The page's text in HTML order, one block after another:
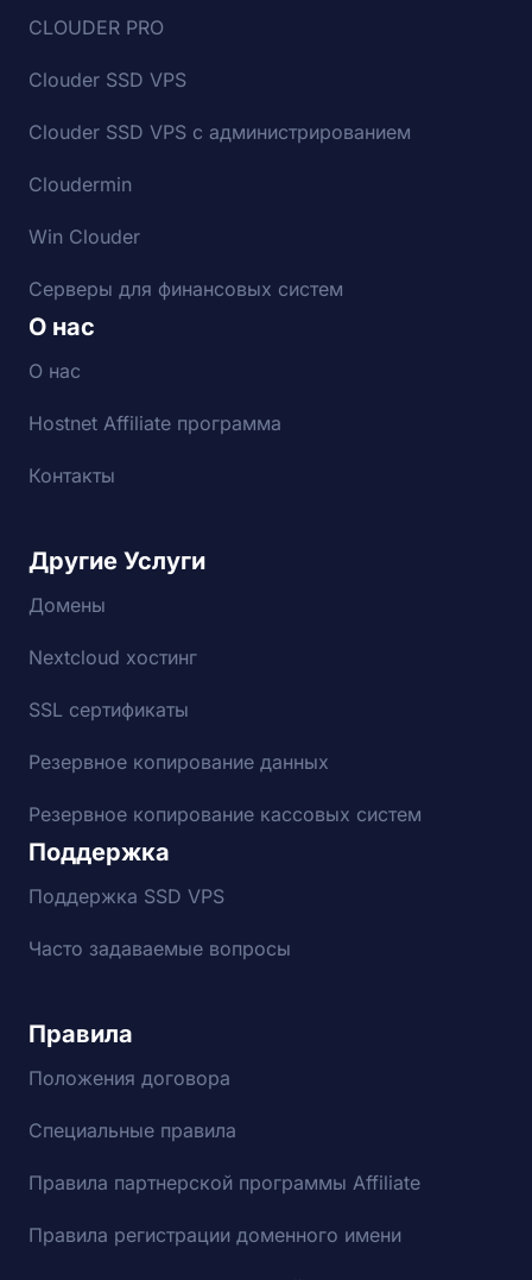
CLOUDER PRO
Clouder SSD VPS
Clouder SSD VPS с администрированием
Cloudermin
Win Clouder
Серверы для финансовых систем
О нас
О нас
Hostnet Affiliate программа
Контакты
Другие Услуги
Домены
Nextcloud хостинг
SSL сертификаты
Резервное копирование данных
Резервное копирование кассовых систем
Поддержка
Поддержка SSD VPS
Часто задаваемые вопросы
Правила
Положения договора
Специальные правила
Правила партнерской программы Affiliate
Правила регистрации доменного имени